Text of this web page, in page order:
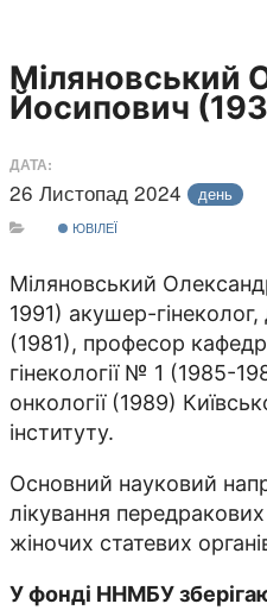
Міляновський
Йосипович
ДАТА:
26 Листопад 2024 день
ЮВІЛЕЇ
Міляновський
1991) акушер-
(1981), професор
гінекології № 1 (1985-
онкології (1989)
інституту.
Основний науковий
лікування
жіночих статевих
У фонді ННМБУ